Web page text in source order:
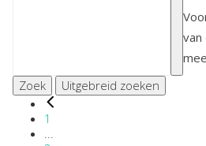
van
Zoek
Uitgebreid zoeken
1